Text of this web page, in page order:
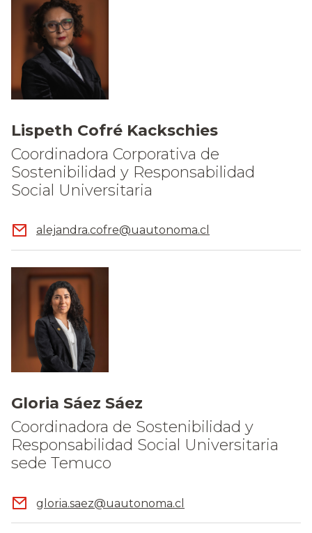
Lispeth Cofré Kackschies
Coordinadora Corporativa de
Sostenibilidad y Responsabilidad
Social Universitaria
alejandra.cofre@uautonoma.cl
Gloria Sáez Sáez
Coordinadora de Sostenibilidad y
Responsabilidad Social Universitaria
sede Temuco
gloria.saez@uautonoma.cl